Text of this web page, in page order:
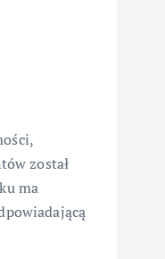
został
ma